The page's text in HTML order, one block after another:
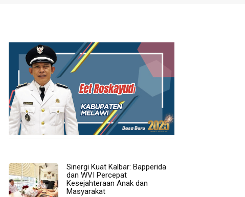
Sinergi Kuat Kalbar: Bapperida
dan WVI Percepat
Kesejahteraan Anak dan
Masyarakat